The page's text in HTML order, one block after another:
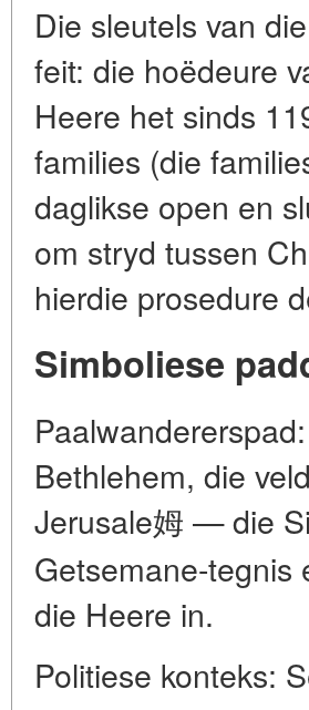
Die sleutels van
feit: die hoëdeure
Heere het sinds
families (die
daglikse open en
om stryd tussen
hierdie prosedure
Simboliese
Bethlehem, die
Jerusale姆 — die
Getsemane-tegnis
die Heere in.
Politiese konteks: